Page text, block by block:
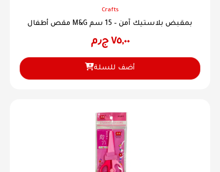
Crafts
مقص أطفال M&G بمقبض بلاستيك آمن – 15 سم
٧٥,٠٠ ج٫م
أضف للسلة